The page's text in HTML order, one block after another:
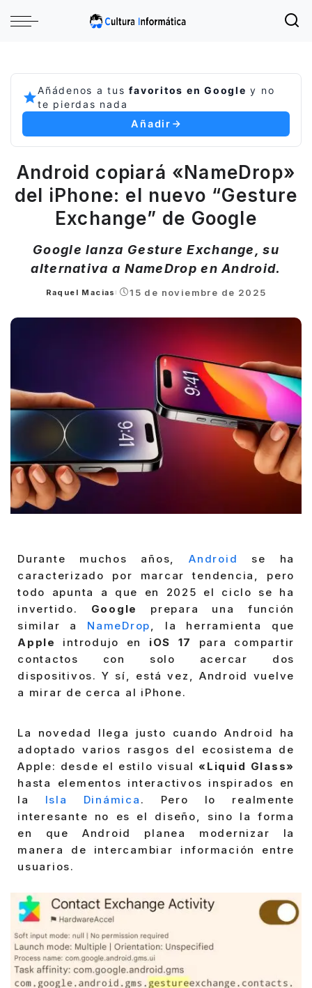
Añádenos a tusfavoritos en Google y no
te pierdas nada
Añadir
Android copiará «NameDrop»
del iPhone: el nuevo “Gesture
Exchange” de Google
Google lanza Gesture Exchange, su
alternativa a NameDrop en Android.
Posted
Raquel Macias 15 de noviembre de 2025
Durante muchos años,Android
se ha
caracterizado por marcar tendencia, pero
todo apunta a que en 2025 el ciclo se ha
invertido. Google
prepara una función
similar a NameDrop, la herramienta que
Apple
introdujo en iOS 17 para compartir
contactos con solo acercar dos
dispositivos. Y sí, está vez, Android vuelve
a mirar de cerca al iPhone.
La novedad llega justo cuando Android ha
adoptado varios rasgos del ecosistema de
Apple: desde el estilo visual«Liquid Glass»
hasta elementos interactivos inspirados en
la Isla Dinámica . Pero lo realmente
interesante no es el diseño, sino la forma
en que Android planea modernizar la
manera de intercambiar información entre
usuarios.